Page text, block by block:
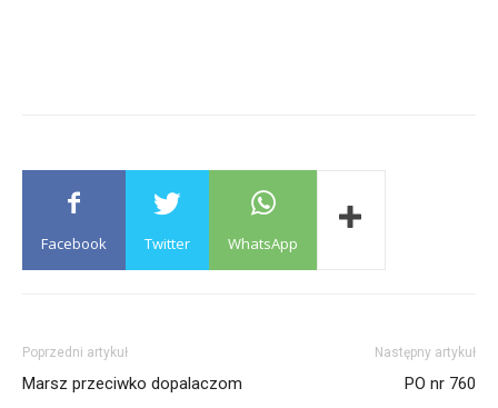
Facebook Twitter WhatsApp
Poprzedni artykuł
Marsz przeciwko dopalaczom
Następny artykuł
PO nr 760